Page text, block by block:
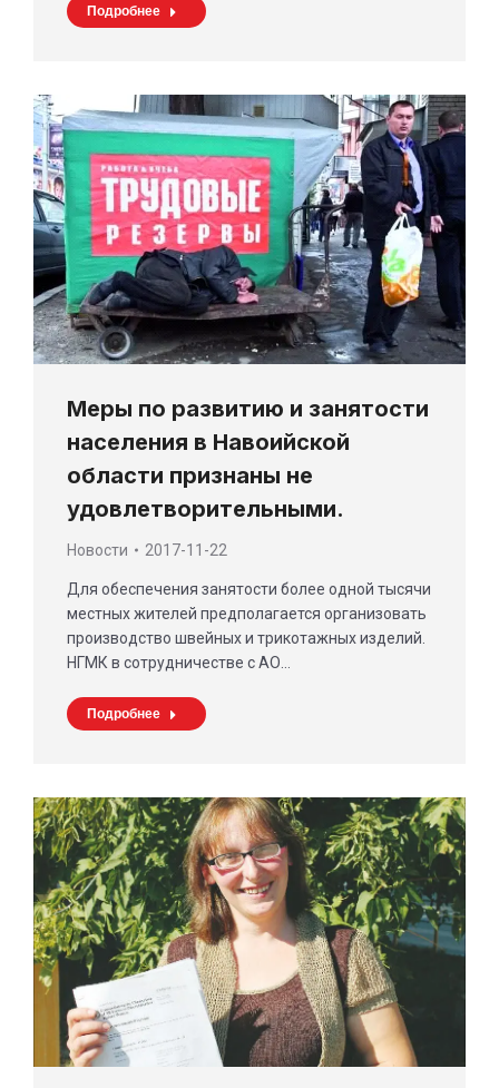
Подробнее
Меры по развитию и занятости
населения в Навоийской
области признаны не
удовлетворительными.
Новости 2017-11-22
Для обеспечения занятости более одной тысячи
местных жителей предполагается организовать
производство швейных и трикотажных изделий.
НГМК в сотрудничестве с АО…
Подробнее